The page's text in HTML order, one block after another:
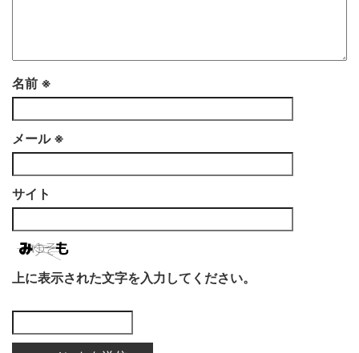
名前 ※
メール ※
サイト
上に表示された文字を入力してください。